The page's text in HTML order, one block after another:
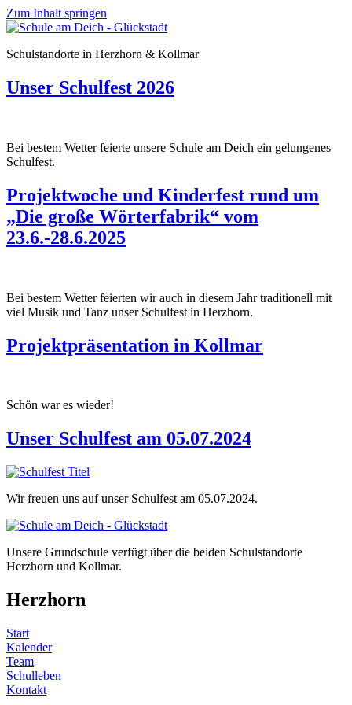
Zum Inhalt springen
Schulstandorte in Herzhorn & Kollmar
Unser Schulfest 2026
Bei bestem Wetter feierte unsere Schule am Deich ein gelungenes
Schulfest.
Projektwoche und Kinderfest rund um
„Die große Wörterfabrik“ vom
23.6.-28.6.2025
Bei bestem Wetter feierten wir auch in diesem Jahr traditionell mit
viel Musik und Tanz unser Schulfest in Herzhorn.
Projektpräsentation in Kollmar
Schön war es wieder!
Unser Schulfest am 05.07.2024
Wir freuen uns auf unser Schulfest am 05.07.2024.
Unsere Grundschule verfügt über die beiden Schulstandorte
Herzhorn und Kollmar.
Herzhorn
Start
Kalender
Team
Schulleben
Kontakt